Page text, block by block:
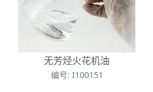
无芳烃火花机油
编号: I100151